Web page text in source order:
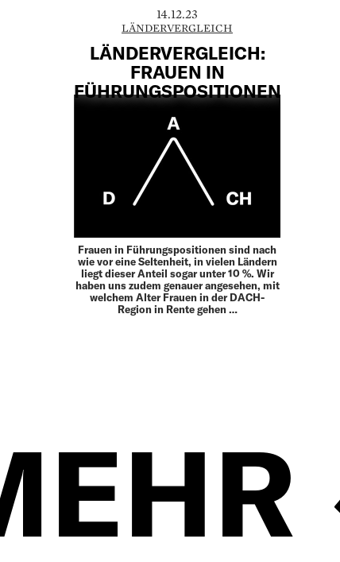
14.12.23
LÄNDERVERGLEICH
LÄNDERVERGLEICH:
FRAUEN IN
FÜHRUNGSPOSITIONEN
Frauen in Führungspositionen sind nach
wie vor eine Seltenheit, in vielen Ländern
liegt dieser Anteil sogar unter 10 %. Wir
haben uns zudem genauer angesehen, mit
welchem Alter Frauen in der DACH-
Region in Rente gehen …